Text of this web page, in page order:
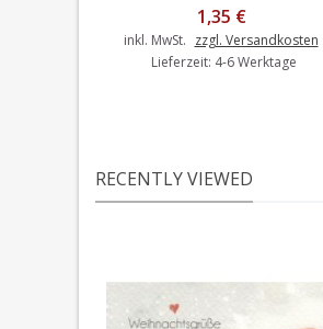
1,35 €
inkl. MwSt. zzgl. Versandkosten
Lieferzeit: 4-6 Werktage
RECENTLY VIEWED